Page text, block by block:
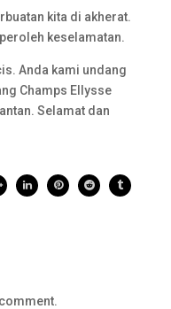
kita di akherat.
keselamatan.
Anda kami undang
Champs Ellysse
Selamat dan